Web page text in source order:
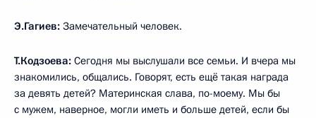
Э.Гагиев: Замечательный человек.
Т.Кодзоева: Сегодня мы выслушали все семьи. И вчера мы
знакомились, общались. Говорят, есть ещё такая награда
за девять детей? Материнская слава, по-моему. Мы бы
с мужем, наверное, могли иметь и больше детей, если бы